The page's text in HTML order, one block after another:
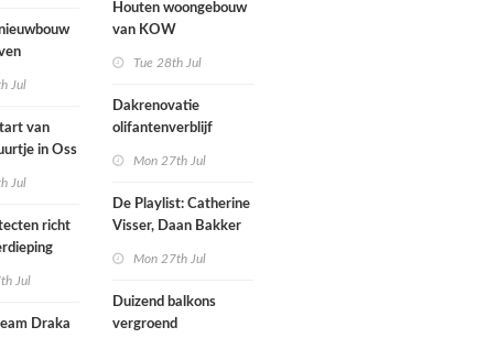
Jul
van
in Oss
Jul
richt
Jul
Draka
Houten woongebouw
van KOW
herontwikkeling
ziekenhuisterrein
Tue 28th Jul
Dakrenovatie
olifantenverblijf
Mon 27th Jul
De Playlist: Catherine
Visser, Daan Bakker
kamerensemble
Mon 27th Jul
Duizend balkons
vergroend